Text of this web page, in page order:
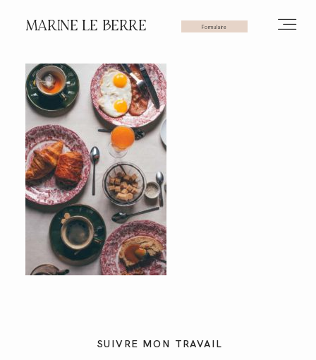
MARINE LE BERRE Formulaire
SUIVRE MON TRAVAIL
HOME
PHOTOS
VIDÉOS
SERVICES